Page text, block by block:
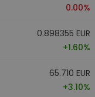
0.00%
0.898355 EUR
+1.60%
65.710 EUR
+3.10%